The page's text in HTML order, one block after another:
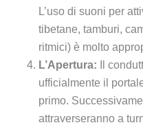
L’uso di suoni per
tibetane, tamburi,
ritmici) è molto
L’Apertura: Il
ufficialmente il
primo.
attraverseranno a